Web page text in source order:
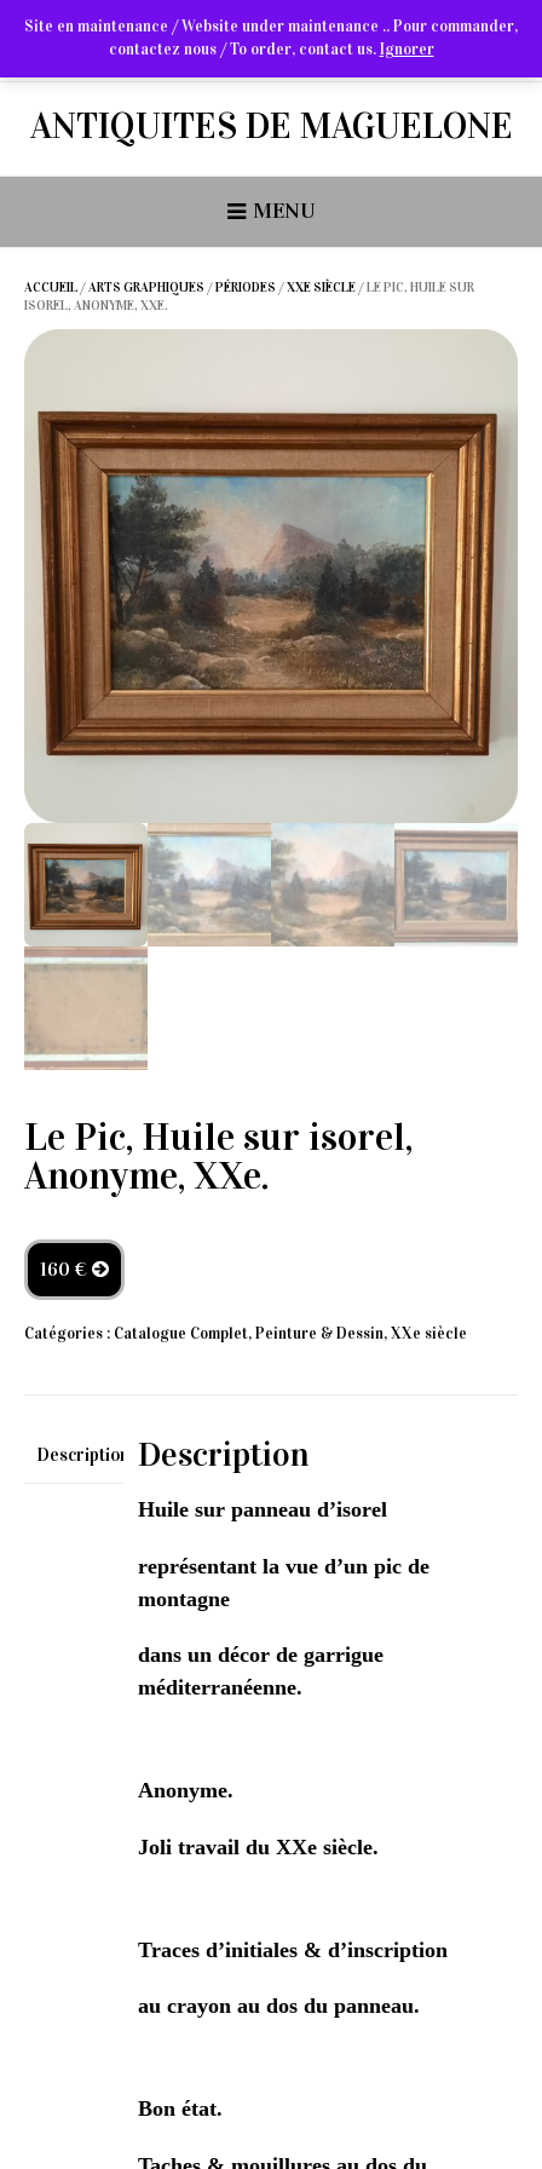
Arts Graphiques & Livres Anciens
ANTIQUITES DE MAGUELONE
MENU
ACCUEIL /ARTS GRAPHIQUES /PÉRIODES /XXE SIÈCLE / LE PIC, HUILE SUR
ISOREL, ANONYME, XXE.
Le Pic, Huile sur isorel,
Anonyme, XXe.
160 €
Catégories : Catalogue Complet,Peinture & Dessin,XXe siècle
Description Description
Huile sur panneau d’isorel
représentant la vue d’un pic de
montagne
dans un décor de garrigue
méditerranéenne.
Anonyme.
Joli travail du XXe siècle.
Traces d’initiales & d’inscription
au crayon au dos du panneau.
Bon état.
Site en maintenance / Website under maintenance .. Pour commander,
contactez nous / To order, contact us.Ignorer